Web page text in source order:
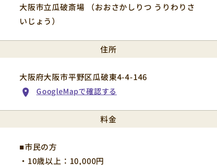
大阪市立瓜破斎場 （おおさかしりつ うりわりさ
いじょう）
住所
大阪府大阪市平野区瓜破東4-4-146
GoogleMapで確認する
料金
■市民の方
・10歳以上：10,000円